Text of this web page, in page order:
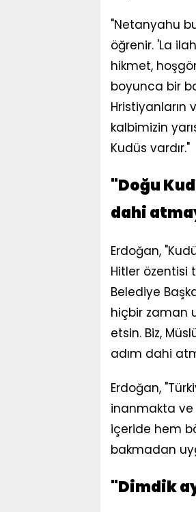
"Netanyahu
öğrenir. 'La
hikmet,
boyunca bir
Hristiyanların
kalbimizin
Kudüs vardır."
"Doğu
dahi
Erdoğan,
Hitler özentisi
Belediye
hiçbir zaman
etsin. Biz,
adım dahi
Erdoğan,
inanmakta ve
içeride hem
bakmadan
"Dimdik